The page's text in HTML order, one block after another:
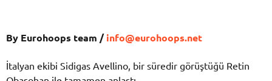
By Eurohoops team /info@eurohoops.net
İtalyan ekibi Sidigas Avellino, bir süredir görüştüğü Retin